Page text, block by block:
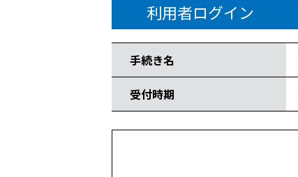
利用者ログイン
手続き名
受付時期